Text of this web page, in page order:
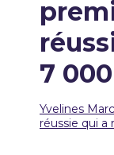
7
Yvelines
réussie qui a